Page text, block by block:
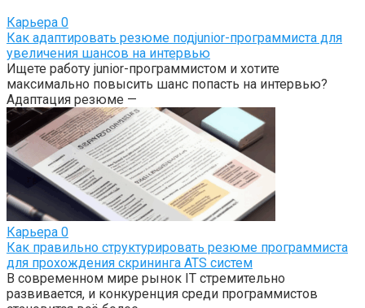
Карьера 0
Как адаптировать резюме подjunior-программиста для
увеличения шансов на интервью
Ищете работу junior-программистом и хотите
максимально повысить шанс попасть на интервью?
Адаптация резюме —
Карьера 0
Как правильно структурировать резюме программиста
для прохождения скрининга ATS систем
В современном мире рынок IT стремительно
развивается, и конкуренция среди программистов